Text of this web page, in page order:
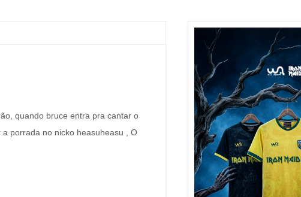
quando bruce entra pra cantar o
porrada no nicko heasuheasu , O